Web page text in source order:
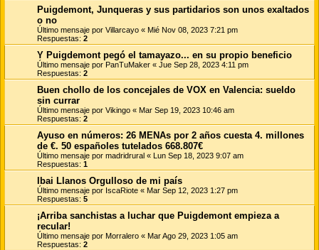
Puigdemont, Junqueras y sus partidarios son unos exaltados
o no
Último mensaje por Villarcayo « Mié Nov 08, 2023 7:21 pm
Respuestas: 2
Y Puigdemont pegó el tamayazo... en su propio beneficio
Último mensaje por PanTuMaker « Jue Sep 28, 2023 4:11 pm
Respuestas: 2
Buen chollo de los concejales de VOX en Valencia: sueldo
sin currar
Último mensaje por Vikingo « Mar Sep 19, 2023 10:46 am
Respuestas: 2
Ayuso en números: 26 MENAs por 2 años cuesta 4. millones
de €. 50 españoles tutelados 668.807€
Último mensaje por madridrural «
Lun Sep 18, 2023 9:07 am
Respuestas: 1
Ibai Llanos Orgulloso de mi país
Último mensaje por IscaRiote « Mar Sep 12, 2023 1:27 pm
Respuestas: 5
¡Arriba sanchistas a luchar que Puigdemont empieza a
recular!
Último mensaje por Morralero « Mar Ago 29, 2023 1:05 am
Respuestas: 2